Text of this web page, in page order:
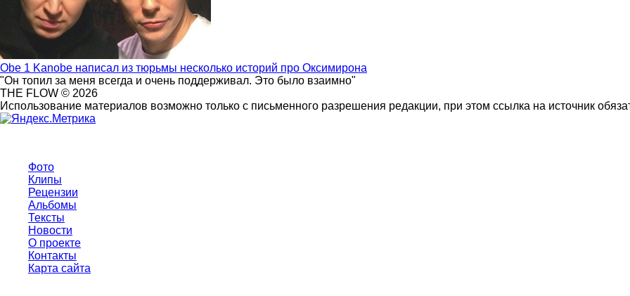
Obe 1 Kanobe написал из тюрьмы несколько историй про Оксимирона
"Он топил за меня всегда и очень поддерживал. Это было взаимно"
THE FLOW © 2026
Использование материалов возможно только с письменного разрешения редакции, при этом ссылка на источник
Фото
Клипы
Рецензии
Альбомы
Тексты
Новости
О проекте
Контакты
Карта сайта